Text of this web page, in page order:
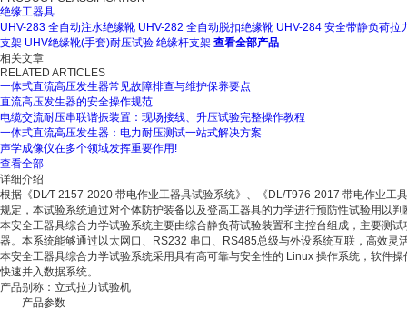
绝缘工器具
UHV-283 全自动注水绝缘靴 UHV-282 全自动脱扣绝缘靴 UHV-284 安全带静负荷拉
支架 UHV绝缘靴(手套)耐压试验 绝缘杆支架 查看全部产品
相关文章
RELATED ARTICLES
一体式直流高压发生器常见故障排查与维护保养要点
直流高压发生器的安全操作规范
电缆交流耐压串联谐振装置：现场接线、升压试验完整操作教程
一体式直流高压发生器：电力耐压测试一站式解决方案
声学成像仪在多个领域发挥重要作用!
查看全部
详细介绍
根据《DL∕T 2157-2020 带电作业工器具试验系统》、《DL/T976-2017 带电作业
规定，本试验系统通过对个体防护装备以及登高工器具的力学进行预防性试验用以
本安全工器具综合力学试验系统主要由综合静负荷试验装置和主控台组成，主要测
器。本系统能够通过以太网口、RS232 串口、RS485总级与外设系统互联，高效灵
本安全工器具综合力学试验系统采用具有高可靠与安全性的 Linux 操作系统，软件
快速并入数据系统。
产品别称：立式拉力试验机
产品参数